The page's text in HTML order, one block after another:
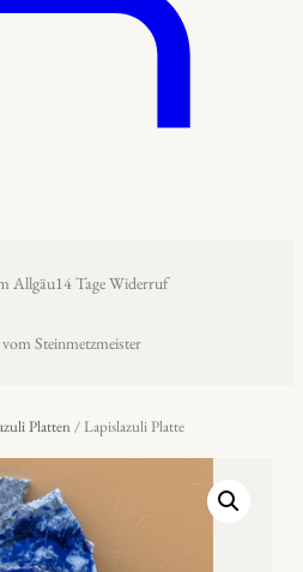
Allgäu14 Tage Widerruf
Steinmetzmeister
Platten/ Lapislazuli Platte